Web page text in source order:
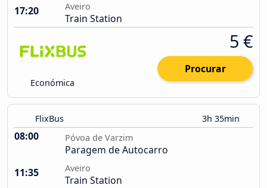
17:20
Aveiro
Train Station
Económica
5 €
Procurar
FlixBus 3h 35min
08:00 Póvoa de Varzim
Paragem de Autocarro
11:35
Aveiro
Train Station